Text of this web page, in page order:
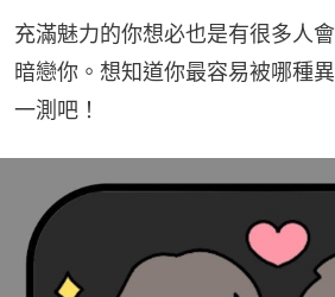
充滿魅力的你想必也是有很多人
暗戀你。想知道你最容易被哪種
一測吧！